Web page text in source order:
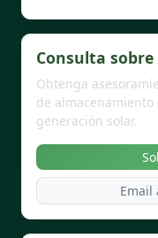
Consulta
Obtenga
de
generación solar.
Email